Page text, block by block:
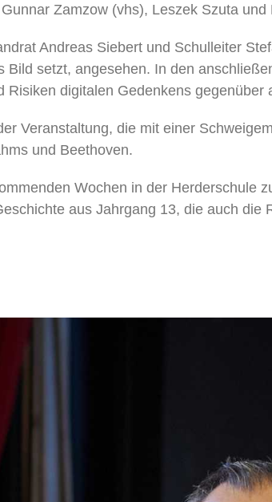
Zamzow (vhs), Leszek Szuta und
Andreas Siebert und Schulleiter
Bild setzt, angesehen. In den
Risiken digitalen Gedenkens
Veranstaltung, die mit einer
und Beethoven.
Wochen in der Herderschule
aus Jahrgang 13, die auch